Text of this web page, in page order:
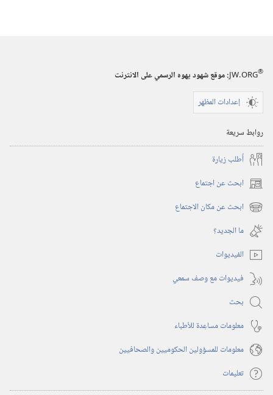
JW.ORG®
:‏ موقع شهود يهوه الرسمي على الانترنت
إعدادات المظهر
روابط سريعة
أُطلب زيارة
ابحث عن اجتماع (يفتح
نافذة
جديدة)
ابحث عن مكان الاجتماع (يفتح
نافذة
جديدة)
ما الجديد؟‏
الفيديوات
فيديوات مع وصف سمعي
بحث
معلومات مساعِدة للأطباء
معلومات للمسؤولين الحكوميين والصحافيين
تعليمات